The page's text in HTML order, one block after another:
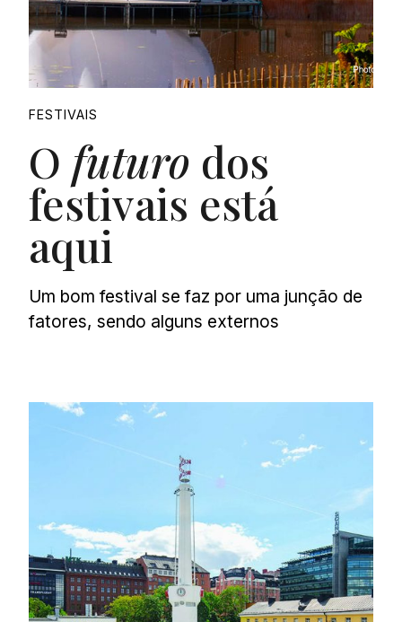
FESTIVAIS
O futuro dos
festivais está
aqui
Um bom festival se faz por uma junção de
fatores, sendo alguns externos